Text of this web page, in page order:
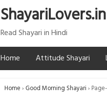
ShayariLovers.in
Read Shayari in Hindi
Home
Attitude Shayari
Home Good Morning Shayari